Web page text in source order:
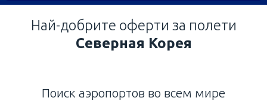
Най-добрите оферти за полети
Северная Корея
Поиск аэропортов во всем мире